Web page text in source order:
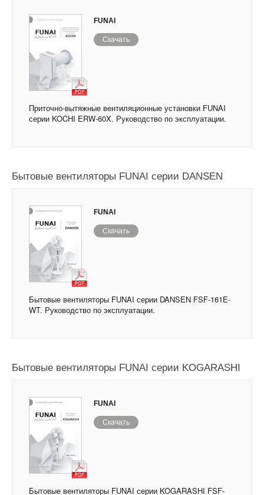
FUNAI
Скачать
Приточно-вытяжные вентиляционные установки FUNAI
серии KOCHI ERW-60X. Руководство по эксплуатации.
Бытовые вентиляторы FUNAI серии DANSEN
FUNAI
Скачать
Бытовые вентиляторы FUNAI серии DANSEN FSF-161E-
WT. Руководство по эксплуатации.
Бытовые вентиляторы FUNAI серии KOGARASHI
FUNAI
Скачать
Бытовые вентиляторы FUNAI серии KOGARASHI FSF-